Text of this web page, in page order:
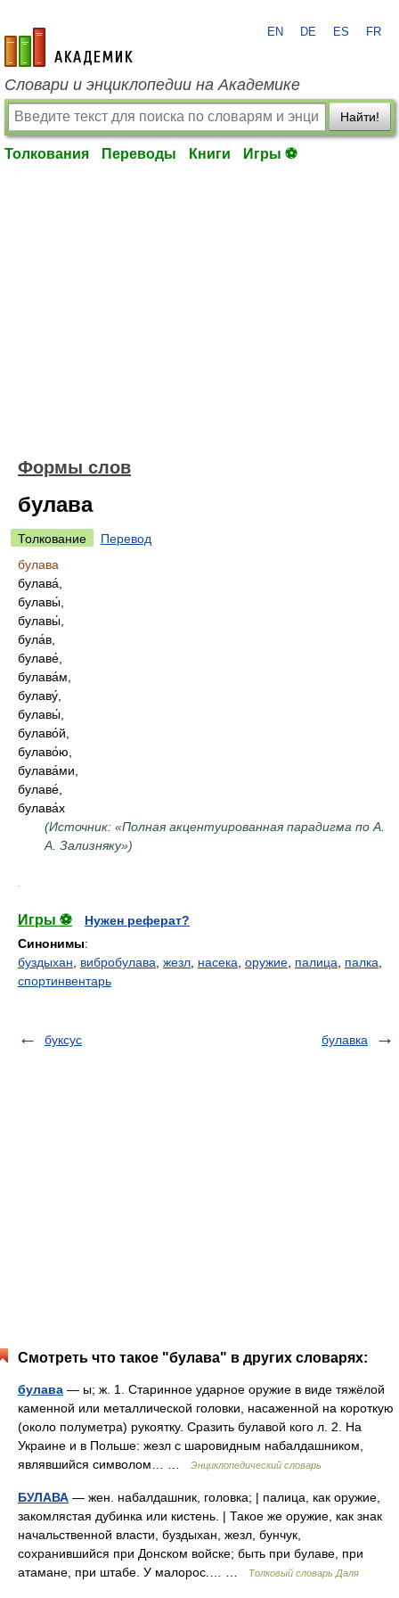
academic.ru
EN DE ES FR
Словари и энциклопедии на Академике
Найти!
Толкования Переводы Книги Игры ⚽
Формы слов
булава
Толкование
Перевод
булава
булава́,
булавы́,
булавы́,
була́в,
булаве́,
булава́м,
булаву́,
булавы́,
булаво́й,
булаво́ю,
булава́ми,
булаве́,
булава́х
(Источник: «Полная акцентуированная парадигма по А.
А. Зализняку»)
Игры ⚽
Нужен реферат?
Синонимы:
буздыхан
вибробулава жезл насека оружие палица палка
спортинвентарь
буксус булавка
Смотреть что такое "булава" в других словарях:
булава — ы; ж. 1. Старинное ударное оружие в виде тяжёлой
каменной или металлической головки, насаженной на короткую
(около полуметра) рукоятку. Сразить булавой кого л. 2. На
Украине и в Польше: жезл с шаровидным набалдашником,
являвшийся символом… …
Энциклопедический словарь
БУЛАВА — жен. набалдашник, головка; | палица, как оружие,
закомлястая дубинка или кистень. | Такое же оружие, как знак
начальственной власти, буздыхан, жезл, бунчук,
сохранившийся при Донском войске; быть при булаве, при
атамане, при штабе. У малорос.… …
Толковый словарь Даля